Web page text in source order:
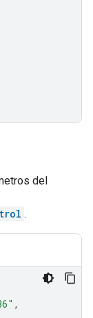
del
.
,